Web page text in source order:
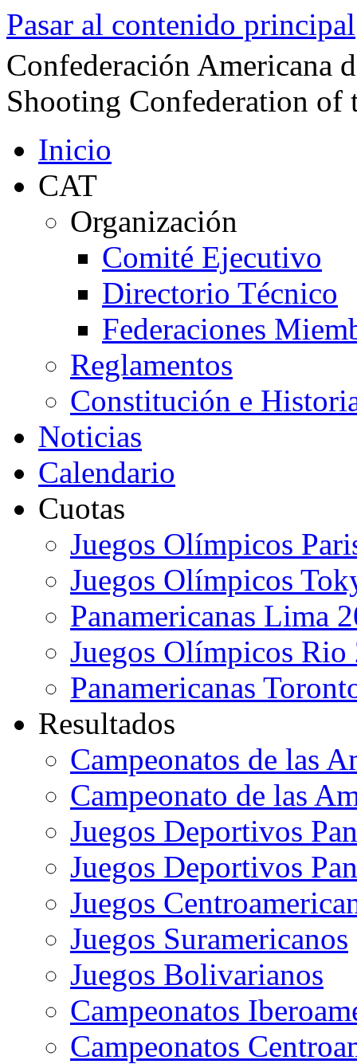
Pasar al contenido principal
Confederación Americana
Shooting Confederation of
Inicio
CAT
Organización
Comité Ejecutivo
Directorio Técnico
Federaciones
Reglamentos
Constitución e
Noticias
Calendario
Cuotas
Juegos Olímpicos
Juegos Olímpicos
Panamericanas Lima
Juegos Olímpicos Rio
Panamericanas
Resultados
Campeonatos de las
Campeonato de las
Juegos Deportivos
Juegos Deportivos
Juegos
Juegos Suramericanos
Juegos Bolivarianos
Campeonatos
Campeonatos